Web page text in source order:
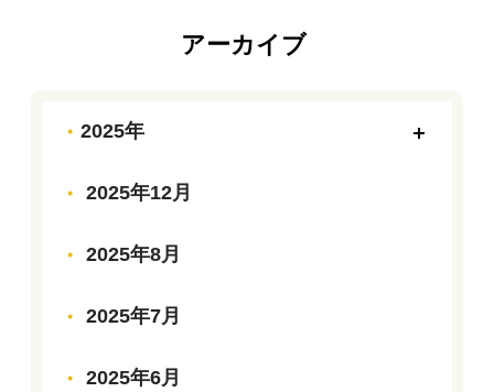
アーカイブ
2025年
2025年12月
2025年8月
2025年7月
2025年6月